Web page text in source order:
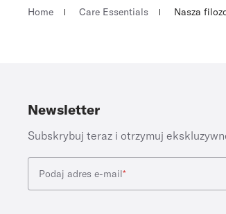
Homepage
Home Care Essentials Nasza
Newsletter
Subskrybuj teraz i otrzymuj
Podaj adres e-mail*